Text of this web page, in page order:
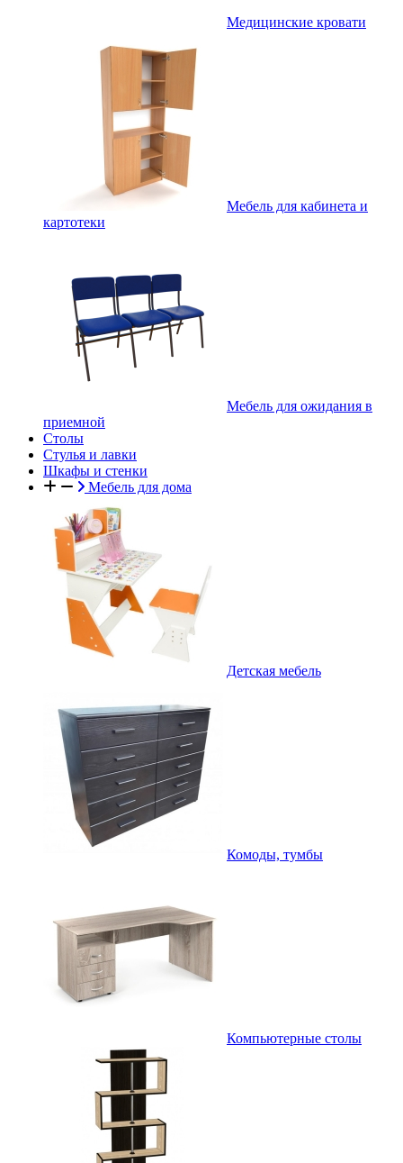
Медицинские кровати
Мебель для кабинета и
картотеки
Мебель для ожидания в
приемной
Столы
Стулья и лавки
Шкафы и стенки
Мебель для дома
Детская мебель
Комоды, тумбы
Компьютерные столы